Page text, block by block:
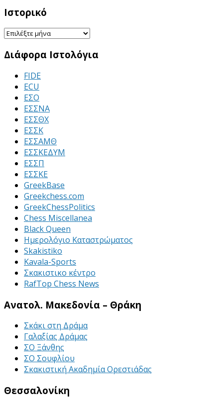
Ιστορικό
Ιστορικό
Διάφορα Ιστολόγια
FIDE
ECU
ΕΣΟ
ΕΣΣΝΑ
ΕΣΣΘΧ
ΕΣΣΚ
ΕΣΣΑΜΘ
ΕΣΣΚΕΔΥΜ
ΕΣΣΠ
ΕΣΣΚΕ
GreekBase
Greekchess.com
GreekChessPolitics
Chess Miscellanea
Black Queen
Ημερολόγιο Καταστρώματος
Skakistiko
Kavala-Sports
Σκακιστικο κέντρο
RafTop Chess News
Ανατολ. Μακεδονία – Θράκη
Σκάκι στη Δράμα
Γαλαξίας Δράμας
ΣΟ Ξάνθης
ΣΟ Σουφλίου
Σκακιστική Ακαδημία Ορεστιάδας
Θεσσαλονίκη